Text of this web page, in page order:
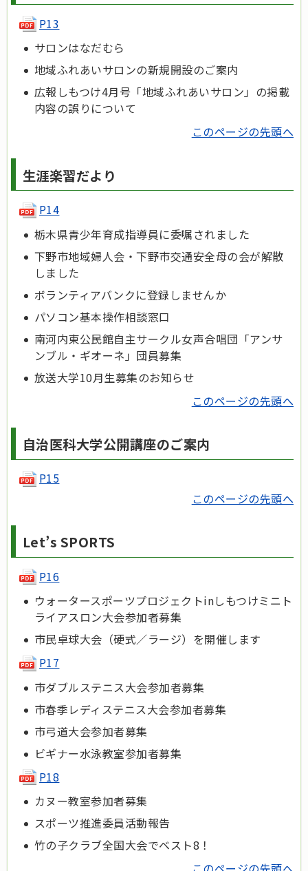
P13
サロンはなだむら
地域ふれあいサロンの新規開設のご案内
広報しもつけ4月号「地域ふれあいサロン」の掲載
内容の誤りについて
このページの先頭へ
生涯楽習だより
P14
栃木県青少年育成指導員に委嘱されました
下野市地域婦人会・下野市交通安全母の会が解散
しました
ボランティアバンクに登録しませんか
パソコン基本操作相談窓口
南河内東公民館自主サークル女声合唱団「アンサ
ンブル・ギオーネ」団員募集
放送大学10月生募集のお知らせ
このページの先頭へ
自治医科大学公開講座のご案内
P15
このページの先頭へ
Let’s SPORTS
P16
ウォータースポーツプロジェクトinしもつけミニト
ライアスロン大会参加者募集
市民卓球大会（硬式／ラージ）を開催します
P17
市ダブルステニス大会参加者募集
市春季レディステニス大会参加者募集
市弓道大会参加者募集
ビギナー水泳教室参加者募集
P18
カヌー教室参加者募集
スポーツ推進委員活動報告
竹の子クラブ全国大会でベスト8！